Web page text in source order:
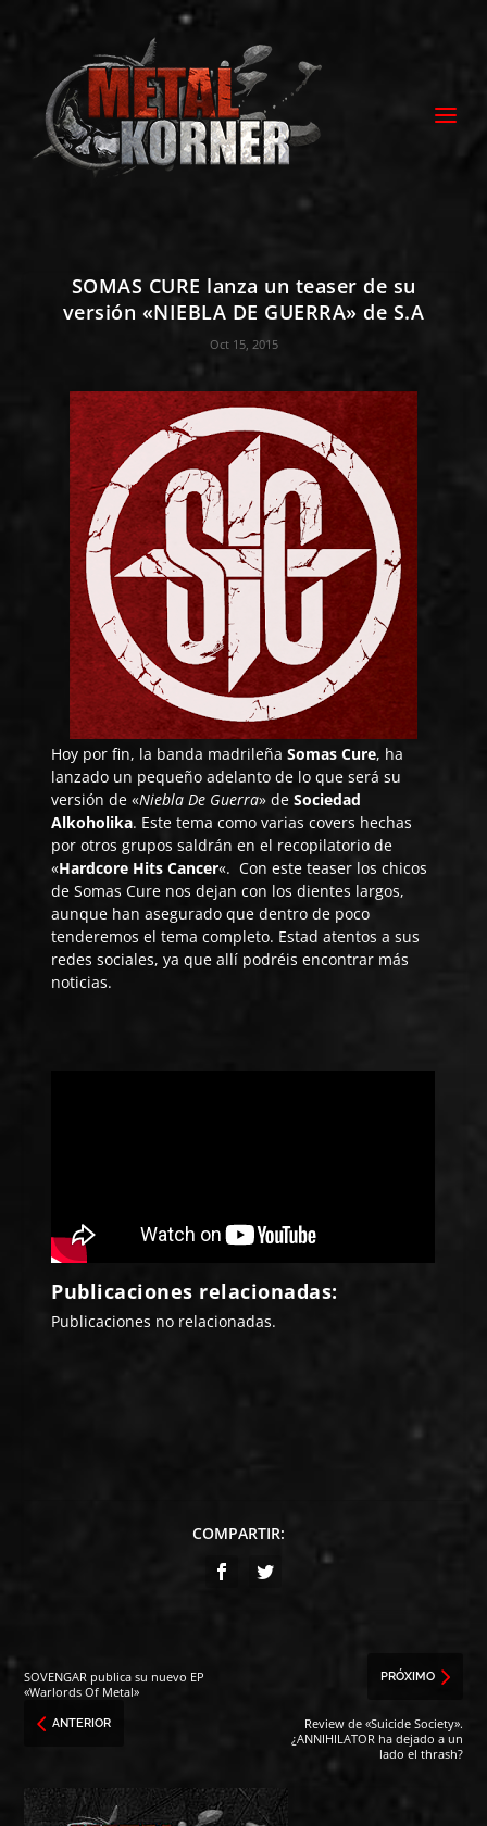
SOMAS CURE lanza un teaser de su
versión «NIEBLA DE GUERRA» de S.A
Oct 15, 2015
Hoy por fin, la banda madrileñaSomas Cure, ha
lanzado un pequeño adelanto de lo que será su
versión de «Niebla De Guerra» deSociedad
Alkoholika. Este tema como varias covers hechas
por otros grupos saldrán en el recopilatorio de
«Hardcore Hits Cancer«. Con este teaser los chicos
de Somas Cure nos dejan con los dientes largos,
aunque han asegurado que dentro de poco
tenderemos el tema completo. Estad atentos a sus
redes sociales, ya que allí podréis encontrar más
noticias.
Publicaciones relacionadas:
Publicaciones no relacionadas.
COMPARTIR:
SOVENGAR publica su nuevo EP
«Warlords Of Metal»
ANTERIOR
PRÓXIMO
Review de «Suicide Society».
¿ANNIHILATOR ha dejado a un
lado el thrash?